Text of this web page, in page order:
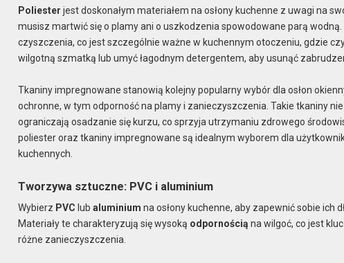
Poliester jest doskonałym materiałem na osłony kuchenne z uwagi na
musisz martwić się o plamy ani o uszkodzenia spowodowane parą
czyszczenia, co jest szczególnie ważne w kuchennym otoczeniu, gdzie
wilgotną szmatką lub umyć łagodnym detergentem, aby usunąć
Tkaniny impregnowane stanowią kolejny popularny wybór dla osłon
ochronne, w tym odporność na plamy i zanieczyszczenia. Takie tkaniny
ograniczają osadzanie się kurzu, co sprzyja utrzymaniu zdrowego
poliester oraz tkaniny impregnowane są idealnym wyborem dla
kuchennych.
Tworzywa sztuczne: PVC i aluminium
Wybierz PVC lubaluminium na osłony kuchenne, aby zapewnić sobie ich
Materiały te charakteryzują się wysoką odpornością na wilgoć, co jest
różne zanieczyszczenia.